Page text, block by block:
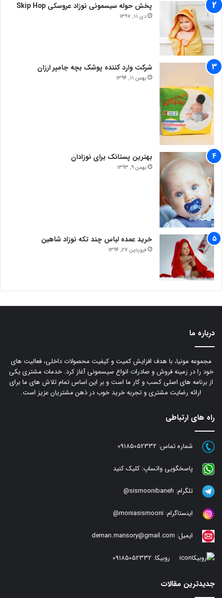
پخش حوله سیسمونی نوزاد عروسکی Skip Hop
دی 11, 1397
شرکت وارد کننده پوشک بچه جامپر ارزان
بهمن 11, 1394
بهترین پستانک برای نوزادان
بهمن 9, 1393
خرید عمده لباس چند تکه نوزاد شاهین
فروردین 27, 1394
درباره ما
مجموعه مونیا، با هدف افزایش کمیت و کیفیت محصولات داخلی، فعالیت های
خود را در زمینه فروش و صادرات انواع سیسمونی آغاز کرد. خدمات مشتری یکی
از برنامه های اصلی کسب و کار ما است و بر این اساس تمام تلاش های ما برای
ارائه رضایت مشتری و تجربه خرید خوب در ذهن مشتریان عزیز است.
راه های ارتباطی
شماره تماس: 09185052332
پاسخگویی واتساپ: کلیک کنید
تلگرام: sismoonibaneh@
اینستاگرام: moniasismooni@
ایمیل: deman.mansory@gmail.com
روبیکا: 09185052332
جدیدترین مقالات